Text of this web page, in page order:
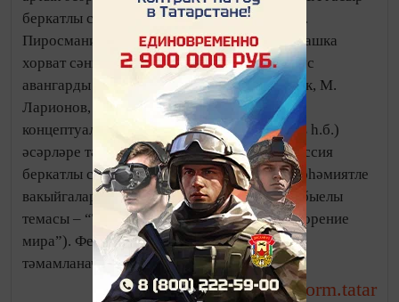
беркатлы сәнгать классиклары (А. Руссо, Н.
Пиросмани, П. Леонов, Й. Генералич һәм башка
хорват сәнгать вәкилләре), ХХ йөз башы рус
авангарды вәкиләре (К. Малевич, Д. Бурлюк, М.
Ларионов, Н. Гончарова, Р. Фальк һ.б. ),
концептуалчылар (И. Кабаков, С. Ануфриев һ.б.)
әсәрләре тәкъдим ителәчәк. “Фестнаив” Россия
беркатлы сәнгать дөньясында үзәк һәм иң әһәмиятле
вакыйгаларның берсе булып санала. Аның быелы
темасы – “Тынычлык булдыру” (рус. “Сотворение
мира”). Фестиваль 2017 елның 1 маенда
тәмамланачак.
Чыганак:http://tatar-inform.tatar